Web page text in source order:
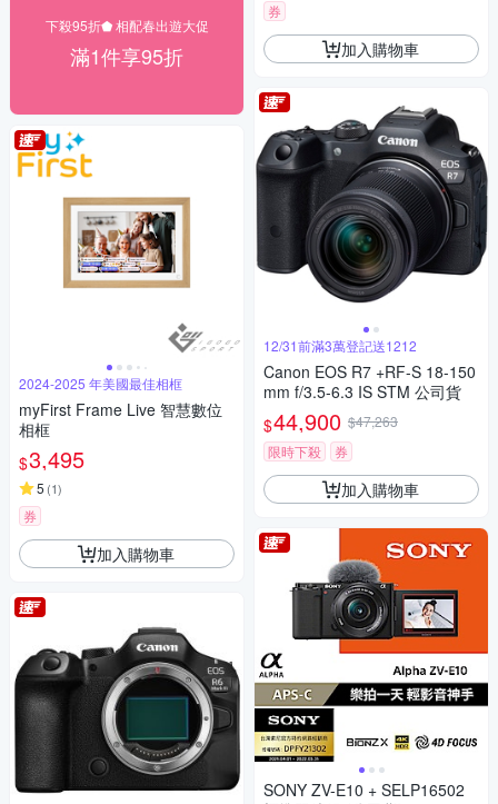
下殺95折⬟ 相配春出遊大促
滿1件享95折
2024-2025 年美國最佳相框
myFirst Frame Live 智慧數位
相框
$3,495
5 (1)
券
加入購物車
券
加入購物車
12/31前滿3萬登記送1212
Canon EOS R7 +RF-S 18-150
mm f/3.5-6.3 IS STM 公司貨
$44,900 $47,263
限時下殺
券
加入購物車
SONY ZV-E10 + SELP16502